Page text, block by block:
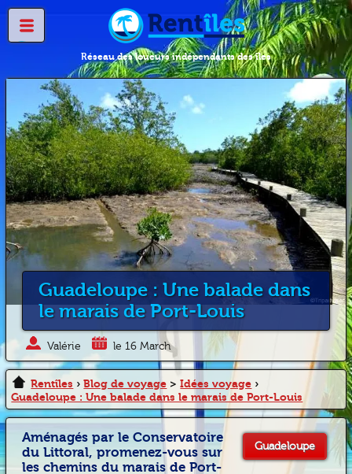
Réseau des loueurs indépendants des îles
Guadeloupe : Une balade dans
le marais de Port-Louis
Valérie le 16 March
Rentîles › Blog de voyage > Idées voyage ›
Guadeloupe : Une balade dans le marais de Port-Louis
Guadeloupe
Aménagés par le Conservatoire
du Littoral, promenez-vous sur
les chemins du marais de Port-